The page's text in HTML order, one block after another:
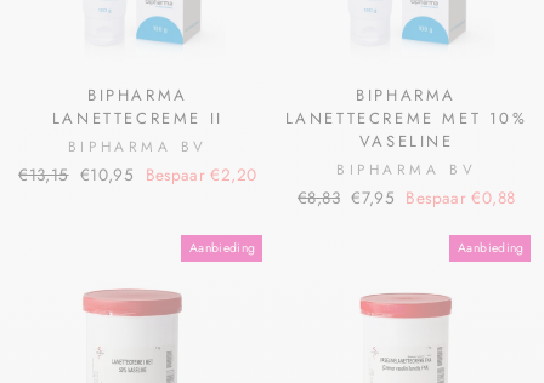
BIPHARMA
LANETTECREME II
BIPHARMA BV
€13,15 €10,95 Bespaar €2,20
BIPHARMA
LANETTECREME MET 10%
VASELINE
BIPHARMA BV
€8,83 €7,95 Bespaar €0,88
Aanbieding Aanbieding